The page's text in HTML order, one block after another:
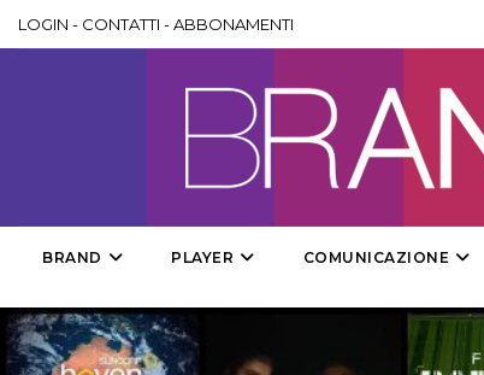
LOGIN - CONTATTI -ABBONAMENTI
BRAND PLAYER COMUNICAZIONE